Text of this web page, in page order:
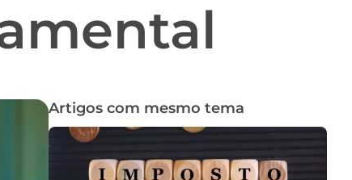
Artigos com mesmo tema